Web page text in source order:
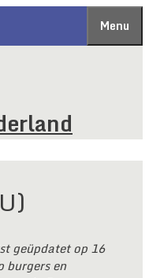
Menu
geüpdatet op 16
burgers en